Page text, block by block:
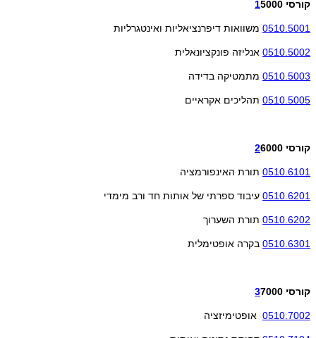
קורסי 15000
0510.5001 משוואות דיפרנציאליות ואינטגרליות
0510.5002 אנליזה פונקציונאלית
0510.5003 מתמטיקה בדידה
0510.5005 תהליכים אקראיים
קורסי 26000
0510.6101 תורת האינפורמציה
0510.6201 עיבוד ספרתי של אותות חד ורב מימדי
0510.6202 תורת השערוך
0510.6301 בקרה אופטימלית
קורסי 37000
0510.7002 אופטימיזציה